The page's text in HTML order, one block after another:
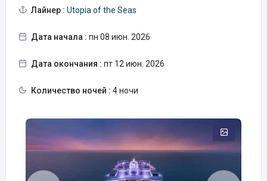
Лайнер : Utopia of the Seas
Дата начала : пн 08 июн. 2026
Дата окончания : пт 12 июн. 2026
Количество ночей : 4 ночи